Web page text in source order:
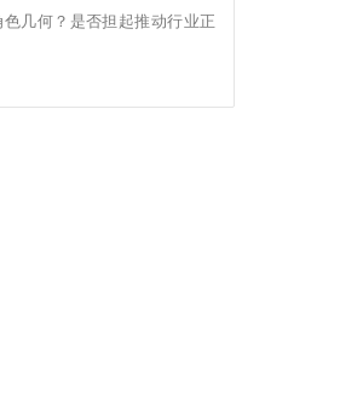
几何？是否担起推动行业正